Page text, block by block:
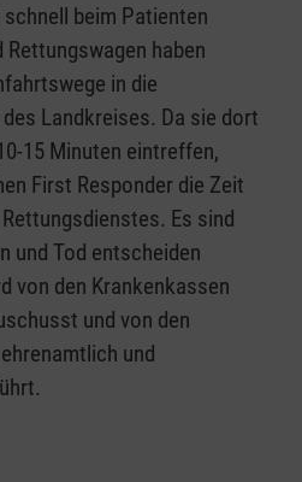
beim Patienten
haben
in die
Landkreises. Da sie dort
15 Minuten eintreffen,
First Responder die Zeit
Es sind
und Tod entscheiden
von den Krankenkassen
und von den
und